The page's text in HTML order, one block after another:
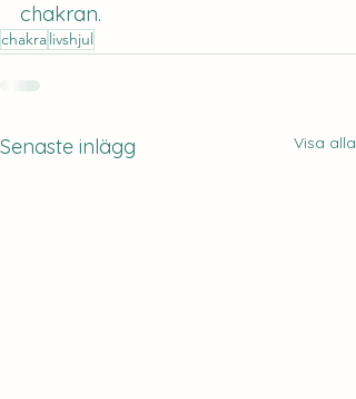
chakran.
chakralivshjul
Senaste inlägg Visa alla